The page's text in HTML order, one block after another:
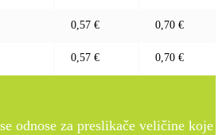
0,57 € 0,70 €
0,57 € 0,70 €
odnose za preslikače veličine